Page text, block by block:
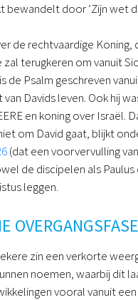
bewandelt door ‘Zijn wet
de rechtvaardige Koning,
zal terugkeren om vanuit
de Psalm geschreven
Davids leven. Ook hij
en koning over Israël.
om David gaat, blijkt
(dat een voorvervulling
de discipelen als Paulus
leggen.
OVERGANGSFASE
zin een verkorte
noemen, waarbij dit
vooral vanuit